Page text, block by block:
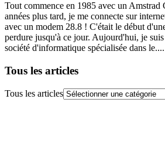
Tout commence en 1985 avec un Amstrad
années plus tard, je me connecte sur
avec un modem 28.8 ! C'était le début
perdure jusqu'à ce jour. Aujourd'hui, je
société d'informatique spécialisée dans
Tous les articles
Tous les articles